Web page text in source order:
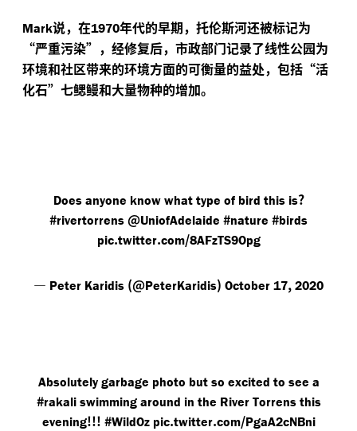
Mark说，在1970年代的早期，托伦斯河还被标记为
“严重污染”，经修复后，市政部门记录了线性公园为
环境和社区带来的环境方面的可衡量的益处，包括“活
化石”七鳃鳗和大量物种的增加。
Does anyone know what type of bird this is?
#rivertorrens @UniofAdelaide #nature #birds
pic.twitter.com/8AFzTS9Opg
— Peter Karidis (@PeterKaridis) October 17, 2020
Absolutely garbage photo but so excited to see a
#rakaliswimming around in the River Torrens this
evening!!! #WildOz pic.twitter.com/PgaA2cNBni